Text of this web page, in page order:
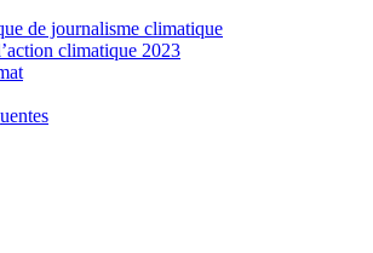
de journalisme climatique
climatique 2023